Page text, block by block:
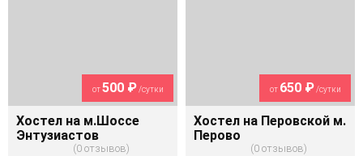
от500 ₽/сутки
Хостел на м.Шоссе
Энтузиастов
0 отзывов
от 650 ₽/сутки
Хостел на Перовской м.
Перово
0 отзывов